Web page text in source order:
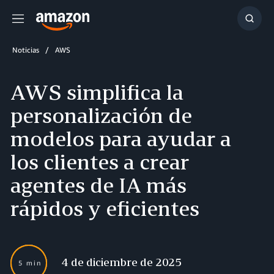
Menú
Noticias AWS
AWS simplifica la
personalización de
modelos para ayudar a
los clientes a crear
agentes de IA más
rápidos y eficientes
5 min 4 de diciembre de 2025